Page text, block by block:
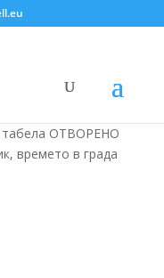
табела ОТВОРЕНО
времето в града